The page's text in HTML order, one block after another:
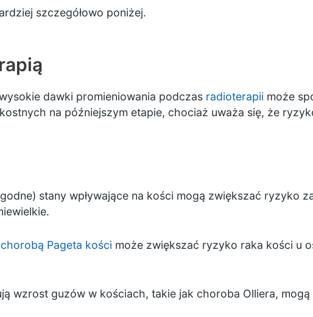
szczegółowo poniżej.
dawki promieniowania podczas radioterapii może
na późniejszym etapie, chociaż uważa się, że
stany wpływające na kości mogą zwiększać ryzyko
chorobą Pageta kości może zwiększać ryzyko raka kości u
wzrost guzów w kościach, takie jak choroba Olliera,